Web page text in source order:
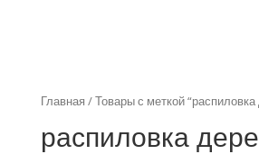
Главная / Товары с меткой “распиловка
распиловка